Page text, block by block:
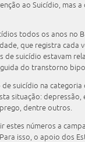
ao Suicídio, mas
todos os anos no
que registra cada
de suicídio estavam
do transtorno
suicídio na
situação:
dentre outros.
estes números a
isso, o apoio dos